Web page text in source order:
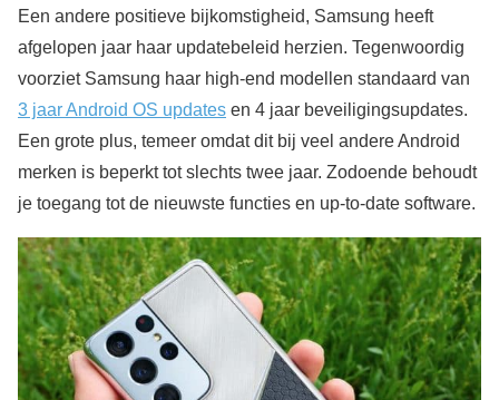
Een andere positieve bijkomstigheid, Samsung heeft
afgelopen jaar haar updatebeleid herzien. Tegenwoordig
voorziet Samsung haar high-end modellen standaard van
3 jaar Android OS updates en 4 jaar beveiligingsupdates.
Een grote plus, temeer omdat dit bij veel andere Android
merken is beperkt tot slechts twee jaar. Zodoende behoudt
je toegang tot de nieuwste functies en up-to-date software.